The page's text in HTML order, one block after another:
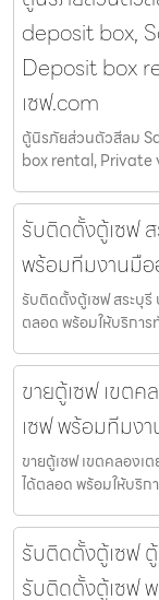
deposit box,
Deposit box
เซฟ.com
ตู้นิรภัยส่วนตัวสีลม
box rental, Private
รับติดตั้งตู้เซฟ
พร้อมทีมงานมือ
รับติดตั้งตู้เซฟ สระบุ
ตลอด พร้อมให้บริกา
ขายตู้เซฟ เขต
เซฟ พร้อมทีมง
ขายตู้เซฟ เขตคลองเ
ได้ตลอด พร้อมให้บริก
รับติดตั้งตู้เซฟ
รับติดตั้งตู้เซฟ